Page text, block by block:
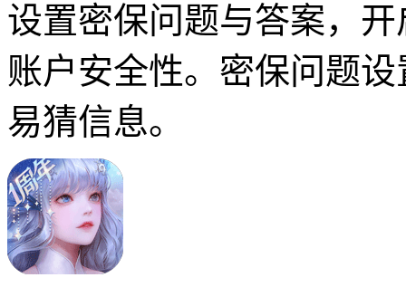
设置密保问题与答案，
账户安全性。密保问题
易猜信息。